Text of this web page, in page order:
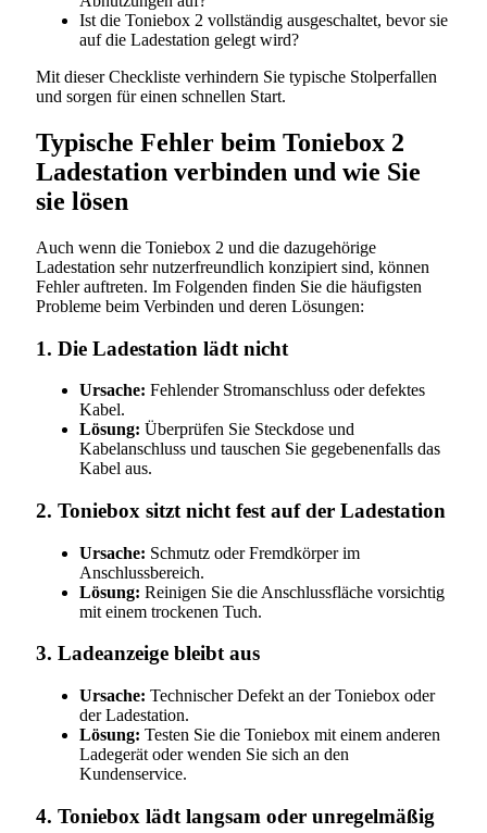
Ist die Toniebox 2 vollständig ausgeschaltet, bevor sie
auf die Ladestation gelegt wird?
Mit dieser Checkliste verhindern Sie typische Stolperfallen
und sorgen für einen schnellen Start.
Typische Fehler beim Toniebox 2
Ladestation verbinden und wie Sie
sie lösen
Auch wenn die Toniebox 2 und die dazugehörige
Ladestation sehr nutzerfreundlich konzipiert sind, können
Fehler auftreten. Im Folgenden finden Sie die häufigsten
Probleme beim Verbinden und deren Lösungen:
1. Die Ladestation lädt nicht
Ursache: Fehlender Stromanschluss oder defektes
Kabel.
Lösung: Überprüfen Sie Steckdose und
Kabelanschluss und tauschen Sie gegebenenfalls das
Kabel aus.
2. Toniebox sitzt nicht fest auf der Ladestation
Ursache: Schmutz oder Fremdkörper im
Anschlussbereich.
Lösung: Reinigen Sie die Anschlussfläche vorsichtig
mit einem trockenen Tuch.
3. Ladeanzeige bleibt aus
Ursache: Technischer Defekt an der Toniebox oder
der Ladestation.
Lösung: Testen Sie die Toniebox mit einem anderen
Ladegerät oder wenden Sie sich an den
Kundenservice.
4. Toniebox lädt langsam oder unregelmäßig